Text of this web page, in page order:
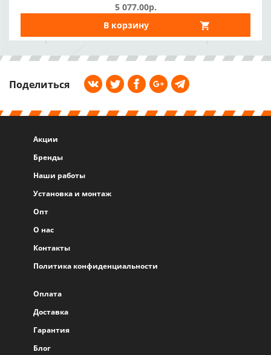
5 077.00р.
В корзину
Поделиться
Акции
Бренды
Наши работы
Установка и монтаж
Опт
О нас
Контакты
Политика конфиденциальности
Оплата
Доставка
Гарантия
Блог